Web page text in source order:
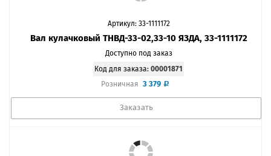
Артикул: 33-1111172
Вал кулачковый ТНВД-33-02,33-10 ЯЗДА, 33-1111172
Доступно под заказ
Код для заказа: 00001871
Розничная 3 379
Заказать